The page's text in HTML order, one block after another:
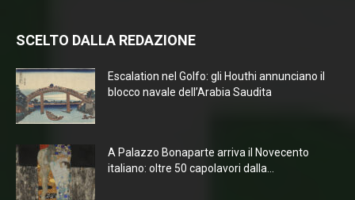
SCELTO DALLA REDAZIONE
Escalation nel Golfo: gli Houthi annunciano il
blocco navale dell’Arabia Saudita
A Palazzo Bonaparte arriva il Novecento
italiano: oltre 50 capolavori dalla...